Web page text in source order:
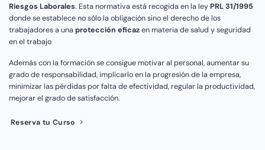
Riesgos Laborales. Esta normativa está recogida en la leyPRL 31/1995
donde se establece no sólo la obligación sino el derecho de los
trabajadores a una protección eficazen materia de salud y seguridad
en el trabajo
Además con la formación se consigue motivar al personal, aumentar su
grado de responsabilidad, implicarlo en la progresión de la empresa,
minimizar las pérdidas por falta de efectividad, regular la productividad,
mejorar el grado de satisfacción.
Reserva tu Curso